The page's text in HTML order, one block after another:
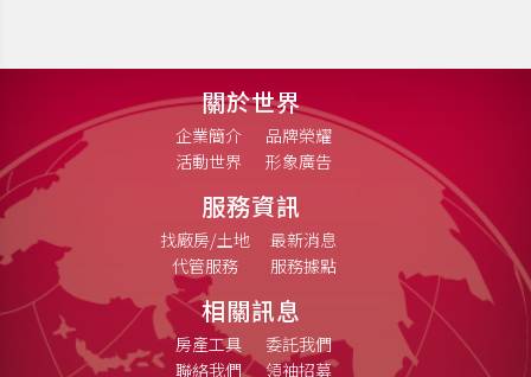
關於世界
企業簡介
品牌榮耀
活動世界
形象廣告
服務資訊
找廠房/土地
最新消息
代管服務
服務據點
相關訊息
房產工具
委託我們
聯絡我們
領袖招募